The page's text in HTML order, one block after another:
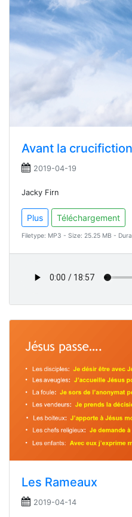
Avant la crucifiction
2019-04-19
Jacky Firn
Plus Téléchargement
Filetype: MP3 - Size: 25.25 MB -
Les Rameaux
2019-04-14